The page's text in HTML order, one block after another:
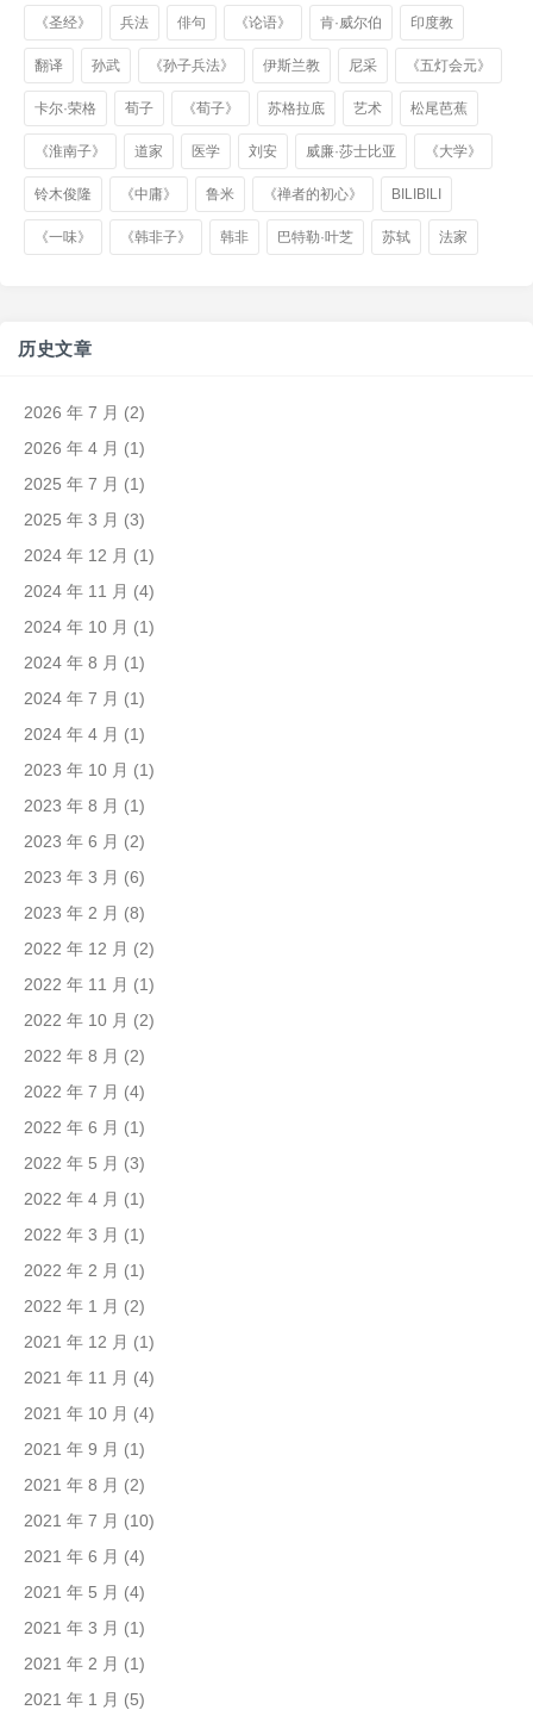
《圣经》 兵法 俳句 《论语》 肯·威尔伯 印度教
翻译 孙武 《孙子兵法》 伊斯兰教 尼采 《五灯会元》
卡尔·荣格 荀子 《荀子》 苏格拉底 艺术 松尾芭蕉
《淮南子》 道家 医学 刘安 威廉·莎士比亚 《大学》
铃木俊隆 《中庸》 鲁米 《禅者的初心》 BILIBILI
《一味》 《韩非子》 韩非 巴特勒·叶芝 苏轼 法家
历史文章
2026 年 7 月 (2)
2026 年 4 月 (1)
2025 年 7 月 (1)
2025 年 3 月 (3)
2024 年 12 月 (1)
2024 年 11 月 (4)
2024 年 10 月 (1)
2024 年 8 月 (1)
2024 年 7 月 (1)
2024 年 4 月 (1)
2023 年 10 月 (1)
2023 年 8 月 (1)
2023 年 6 月 (2)
2023 年 3 月 (6)
2023 年 2 月 (8)
2022 年 12 月 (2)
2022 年 11 月 (1)
2022 年 10 月 (2)
2022 年 8 月 (2)
2022 年 7 月 (4)
2022 年 6 月 (1)
2022 年 5 月 (3)
2022 年 4 月 (1)
2022 年 3 月 (1)
2022 年 2 月 (1)
2022 年 1 月 (2)
2021 年 12 月 (1)
2021 年 11 月 (4)
2021 年 10 月 (4)
2021 年 9 月 (1)
2021 年 8 月 (2)
2021 年 7 月 (10)
2021 年 6 月 (4)
2021 年 5 月 (4)
2021 年 3 月 (1)
2021 年 2 月 (1)
2021 年 1 月 (5)